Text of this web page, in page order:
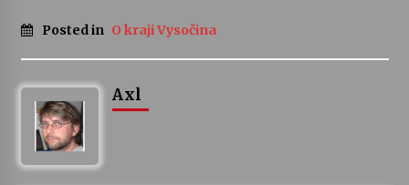
Ozvěny prázdnin
14. 7. 2026
Posted in O kraji Vysočina
Axl